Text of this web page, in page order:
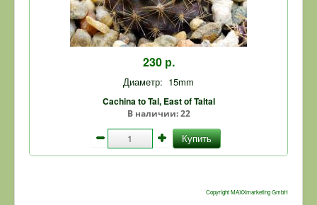
230 р.
Диаметр: 15mm
Cachina to Tal, East of Taltal
В наличии:22
Купить
Copyright MAXXmarketing GmbH